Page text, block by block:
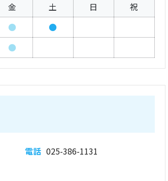
金 土 日 祝
● ●
●
電話 025-386-1131